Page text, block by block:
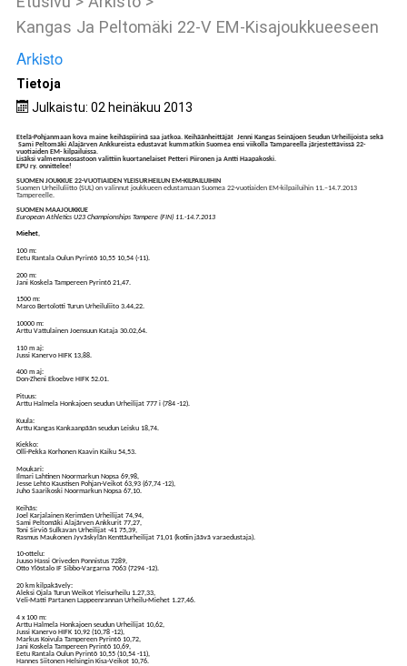
Kangas Ja Peltomäki 22-V EM-Kisajoukkueeseen
Arkisto
Tietoja
Julkaistu: 02 heinäkuu 2013
Etelä-Pohjanmaan kova maine keihäspiirinä saa jatkoa. Keihäänheittäjät Jenni KangasSeinäjoen Seudun Urheilijoistasekä
Sami PeltomäkiAlajärven Ankkureistaedustavat kummatkin Suomea ensi viikolla Tampareella järjestettävissä 22-
vuotiaiden EM- kilpailuissa.
Lisäksi valmennusosastoon valittiin kuortanelaiset Petteri Piironen ja Antti Haapakoski.
EPU ry. onnittelee!
SUOMEN JOUKKUE 22-VUOTIAIDEN YLEISURHEILUN EM-KILPAILUIHIN
Suomen Urheiluliitto (SUL) on valinnut joukkueen edustamaan Suomea 22-vuotiaiden EM-kilpailuihin 11.–14.7.2013
Tampereelle.
SUOMEN MAAJOUKKUE
European Athletics U23 Championships Tampere (FIN) 11.-14.7.2013
Miehet,
100 m:
Eetu Rantala Oulun Pyrintö 10,55 10,54 (-11).
200 m:
Jani Koskela Tampereen Pyrintö 21,47.
1500 m:
Marco Bertolotti Turun Urheiluliito 3.44,22.
10000 m:
Arttu Vattulainen Joensuun Kataja 30.02,64.
110 m aj:
Jussi Kanervo HIFK 13,88.
400 m aj:
Don-Zheni Ekoebve HIFK 52.01.
Pituus:
Arttu Halmela Honkajoen seudun Urheilijat 777 i (784 -12).
Kuula:
Arttu Kangas Kankaanpään seudun Leisku 18,74.
Kiekko:
Olli-Pekka Korhonen Kaavin Kaiku 54,53.
Moukari:
Ilmari Lahtinen Noormarkun Nopsa 69,98,
Jesse Lehto Kaustisen Pohjan-Veikot 63,93 (67,74 -12),
Juho Saarikoski Noormarkun Nopsa 67,10.
Keihäs:
Joel Karjalainen Kerimäen Urheilijat 74,94,
Sami Peltomäki Alajärven Ankkurit 77,27,
Toni Sirviö Sulkavan Urheilijat -41 75,39,
Rasmus Maukonen Jyväskylän Kenttäurheilijat 71,01 (kotiin jäävä varaedustaja).
10-ottelu:
Juuso Hassi Oriveden Ponnistus 7289,
Otto Ylöstalo IF Sibbo-Vargarna 7063 (7294 -12).
20 km kilpakävely:
Aleksi Ojala Turun Weikot Yleisurheilu 1.27,33,
Veli-Matti Partanen Lappeenrannan Urheilu-Miehet 1.27,46.
4 x 100 m:
Arttu Halmela Honkajoen seudun Urheilijat 10,62,
Jussi Kanervo HIFK 10,92 (10,78 -12),
Markus Koivula Tampereen Pyrintö 10,72,
Jani Koskela Tampereen Pyrintö 10,69,
Eetu Rantala Oulun Pyrintö 10,55 (10,54 -11),
Hannes Siitonen Helsingin Kisa-Veikot 10,76.